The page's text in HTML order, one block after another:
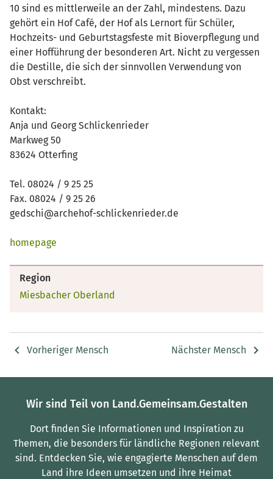
10 sind es mittlerweile an der Zahl, mindestens. Dazu
gehört ein Hof Café, der Hof als Lernort für Schüler,
Hochzeits- und Geburtstagsfeste mit Bioverpflegung und
einer Hofführung der besonderen Art. Nicht zu vergessen
die Destille, die sich der sinnvollen Verwendung von
Obst verschreibt.
Kontakt:
Anja und Georg Schlickenrieder
Markweg 50
83624 Otterfing
Tel. 08024 / 9 25 25
Fax. 08024 / 9 25 26
gedschi@archehof-schlickenrieder.de
homepage
Region
Miesbacher Oberland
Vorheriger Mensch Nächster Mensch
Wir sind Teil von Land.Gemeinsam.Gestalten
Dort finden Sie Informationen und Inspiration zu
Themen, die besonders für ländliche Regionen relevant
sind. Entdecken Sie, wie engagierte Menschen auf dem
Land ihre Ideen umsetzen und ihre Heimat